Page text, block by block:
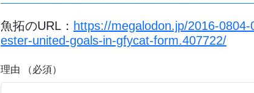
魚拓のURL： https://megalodon.jp/2016-
ester-united-goals-in-gfycat-form.407722/
理由 （必須）